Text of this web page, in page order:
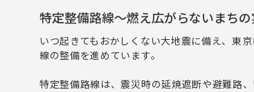
特定整備路線～燃え広がらないまち
いつ起きてもおかしくない大地震に備え、東
線の整備を進めています。
特定整備路線は、震災時の延焼遮断や避難路